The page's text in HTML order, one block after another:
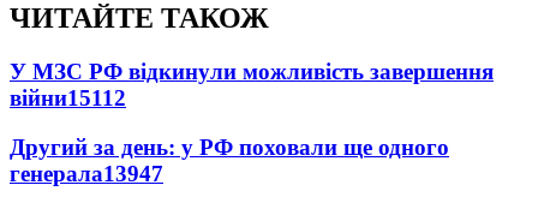
ЧИТАЙТЕ ТАКОЖ
У МЗС РФ відкинули можливість завершення
війни15112
Другий за день: у РФ поховали ще одного
генерала13947